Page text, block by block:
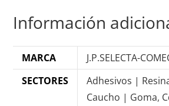
Información
MARCA
J.P.SELECTA-
SECTORES
Adhesivos |
Caucho | Goma,